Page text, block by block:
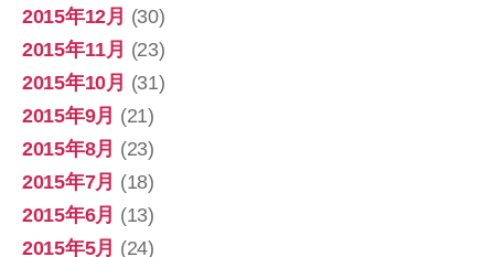
2015年12月 (30)
2015年11月 (23)
2015年10月 (31)
2015年9月 (21)
2015年8月 (23)
2015年7月 (18)
2015年6月 (13)
2015年5月 (24)